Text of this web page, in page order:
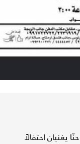
يغنيان احتفالاً